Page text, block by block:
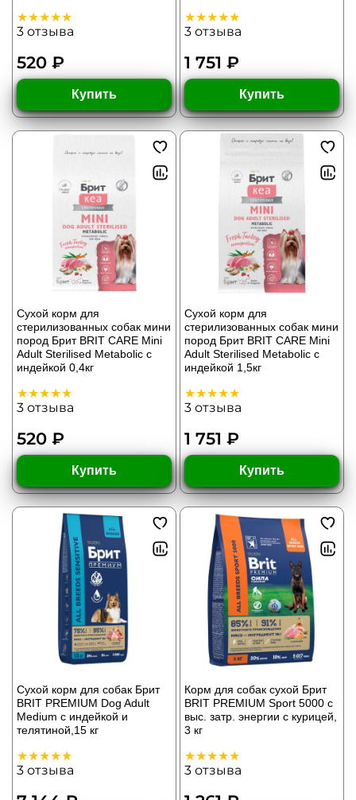
3 отзыва
520 ₽
Купить
3 отзыва
1 751 ₽
Купить
Сухой корм для
стерилизованных собак мини
пород Брит BRIT CARE Mini
Adult Sterilised Metabolic с
индейкой 0,4кг
3 отзыва
520 ₽
Купить
Сухой корм для
стерилизованных собак мини
пород Брит BRIT CARE Mini
Adult Sterilised Metabolic с
индейкой 1,5кг
3 отзыва
1 751 ₽
Купить
Сухой корм для собак Брит
BRIT PREMIUM Dog Adult
Medium с индейкой и
телятиной,15 кг
3 отзыва
Корм для собак сухой Брит
BRIT PREMIUM Sport 5000 с
выс. затр. энергии с курицей,
3 кг
3 отзыва